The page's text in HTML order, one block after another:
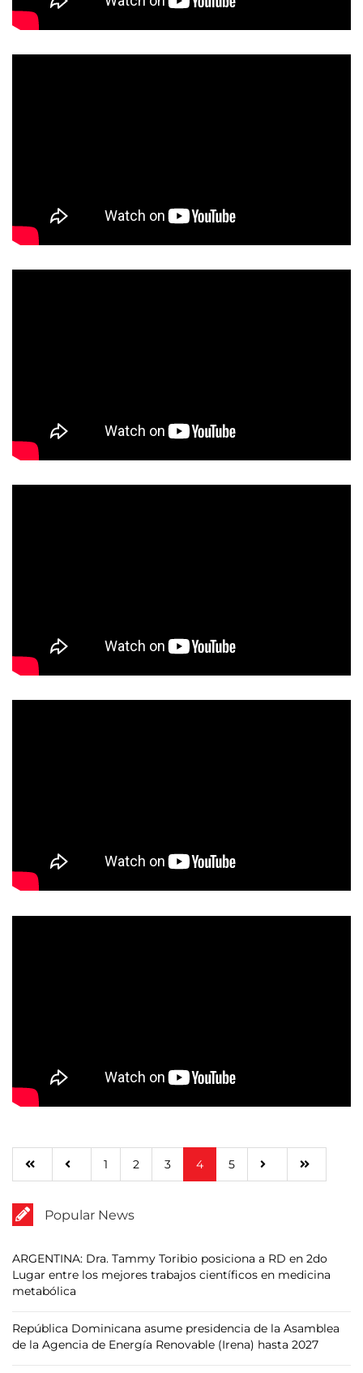
1 2 3 4 5
Popular News
ARGENTINA: Dra. Tammy Toribio posiciona a RD en 2do
Lugar entre los mejores trabajos científicos en medicina
metabólica
República Dominicana asume presidencia de la Asamblea
de la Agencia de Energía Renovable (Irena) hasta 2027